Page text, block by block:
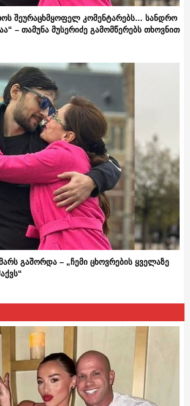
შეურაცხმყოფელ კომენტარებს… სანდრო
– თამუნა მუსერიძე გამომწერებს თხოვნით
გაშორდა – „ჩემი ცხოვრების ყველაზე